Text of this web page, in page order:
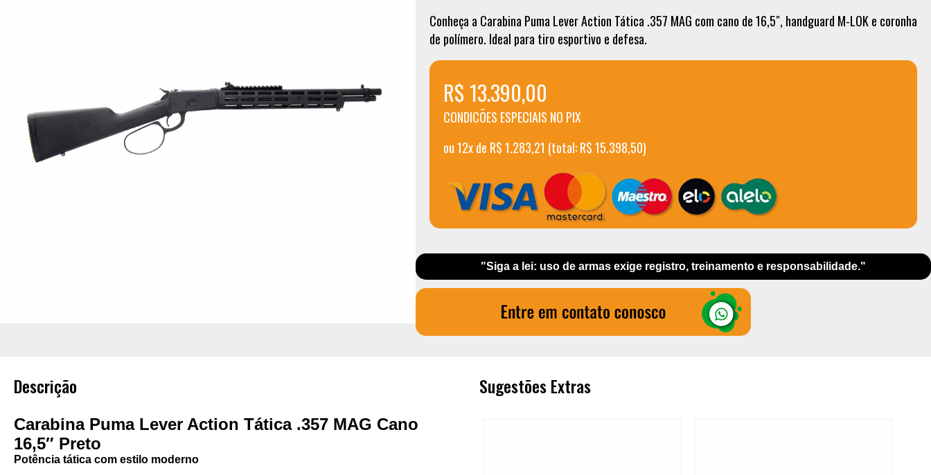
Conheça a Carabina Puma Lever Action Tática .357 MAG com cano de 16,5″, handguard M-LOK e coronha
de polímero. Ideal para tiro esportivo e defesa.
R$ 13.390,00
CONDICÕES ESPECIAIS NO PIX
ou 12x de R$ 1.283,21 (total: R$ 15.398,50)
"Siga a lei: uso de armas exige registro, treinamento e responsabilidade."
Descrição
Carabina Puma Lever Action Tática .357 MAG Cano
16,5″ Preto
Potência tática com estilo moderno
Sugestões Extras